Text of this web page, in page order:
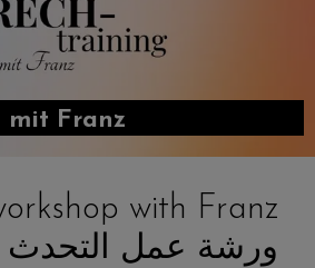
mit Franz
with Franz